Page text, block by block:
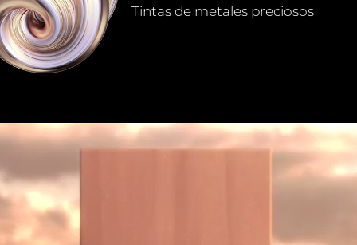
Tintas de metales preciosos